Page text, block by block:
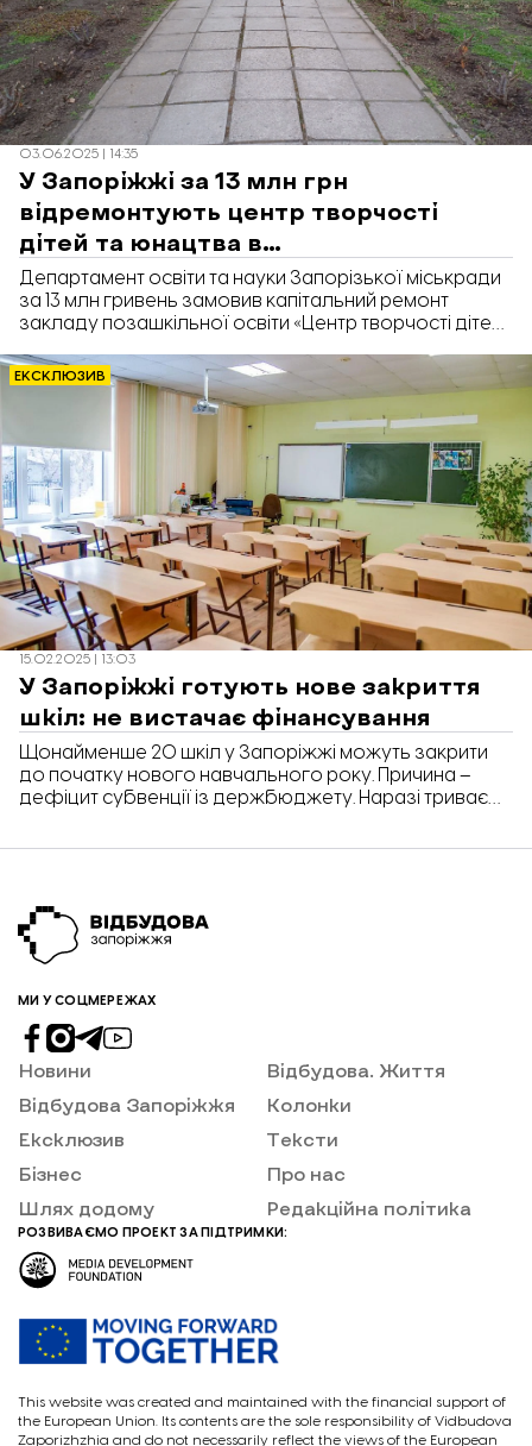
03.06.2025 | 14:35
У Запоріжжі за 13 млн грн
відремонтують центр творчості
дітей та юнацтва в
Олександрівському районі
Департамент освіти та науки Запорізької міськради
за 13 млн гривень замовив капітальний ремонт
закладу позашкільної освіти «Центр творчості дітей
йдеться у тендері на Prozorro.
ЕКСКЛЮЗИВ
15.02.2025 | 13:03
У Запоріжжі готують нове закриття
шкіл: не вистачає фінансування
Щонайменше 20 шкіл у Запоріжжі можуть закрити
до початку нового навчального року. Причина –
дефіцит субвенції із держбюджету. Наразі триває
та науки Запорізької міськради має представити
міської ради, передає «Відбудова. Запоріжжя».
МИ У СОЦМЕРЕЖАХ
Новини
Відбудова Запоріжжя
Ексклюзив
Бізнес
Шлях додому
Відбудова. Життя
Колонки
Тексти
Про нас
Редакційна політика
РОЗВИВАЄМО ПРОЕКТ ЗА ПІДТРИМКИ:
This website was created and maintained with the financial support of
the European Union. Its contents are the sole responsibility of Vidbudova
Zaporizhzhia and do not necessarily reflect the views of the European